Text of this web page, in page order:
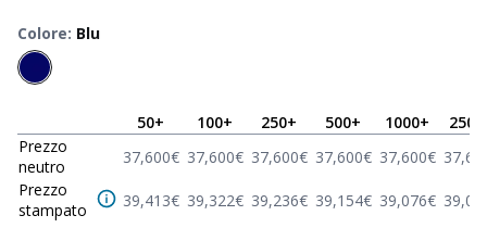
Colore: Blu
50+ 100+ 250+ 500+ 1000+ 2500
Prezzo
neutro
37,600€ 37,600€ 37,600€ 37,600€ 37,600€
Prezzo
stampato
39,413€ 39,322€ 39,236€ 39,154€ 39,076€